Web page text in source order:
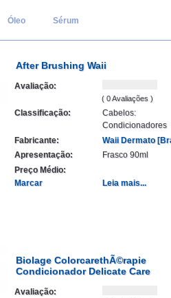
Óleo Sérum
After Brushing Waii
Avaliação:
( 0 Avaliações )
Classificação:
Cabelos:
Condicionadores
Fabricante:
Waii Dermato
Apresentação:
Frasco 90ml
Preço Médio:
Marcar
Leia mais...
Biolage ColorcarethÃ©rapie
Condicionador Delicate Care
Avaliação: